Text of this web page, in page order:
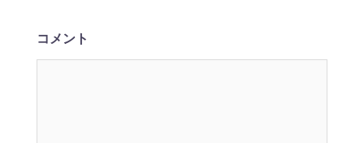
コメント